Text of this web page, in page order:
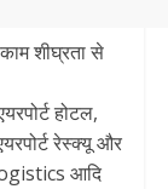
शीघ्रता से
होटल,
रेस्क्यू और
आदि